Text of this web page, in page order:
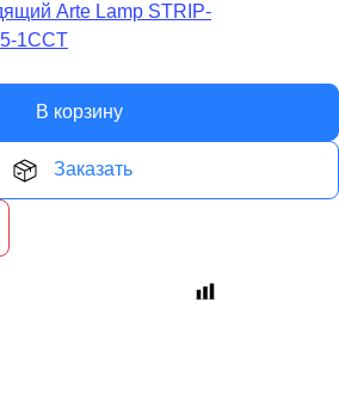
Arte Lamp STRIP-
1CCT
В корзину
Заказать